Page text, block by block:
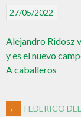
27/05/2022
Alejandro Ridosz
y es el nuevo
A caballeros
←
FEDERICO